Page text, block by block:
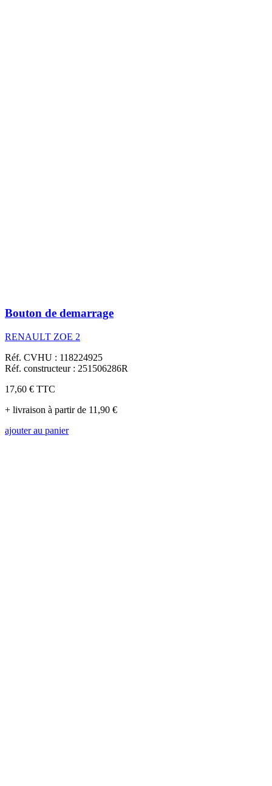
Bouton de demarrage
RENAULT ZOE 2
Réf. CVHU : 118224925
Réf. constructeur : 251506286R
17,60 € TTC
+ livraison à partir de 11,90 €
ajouter au panier